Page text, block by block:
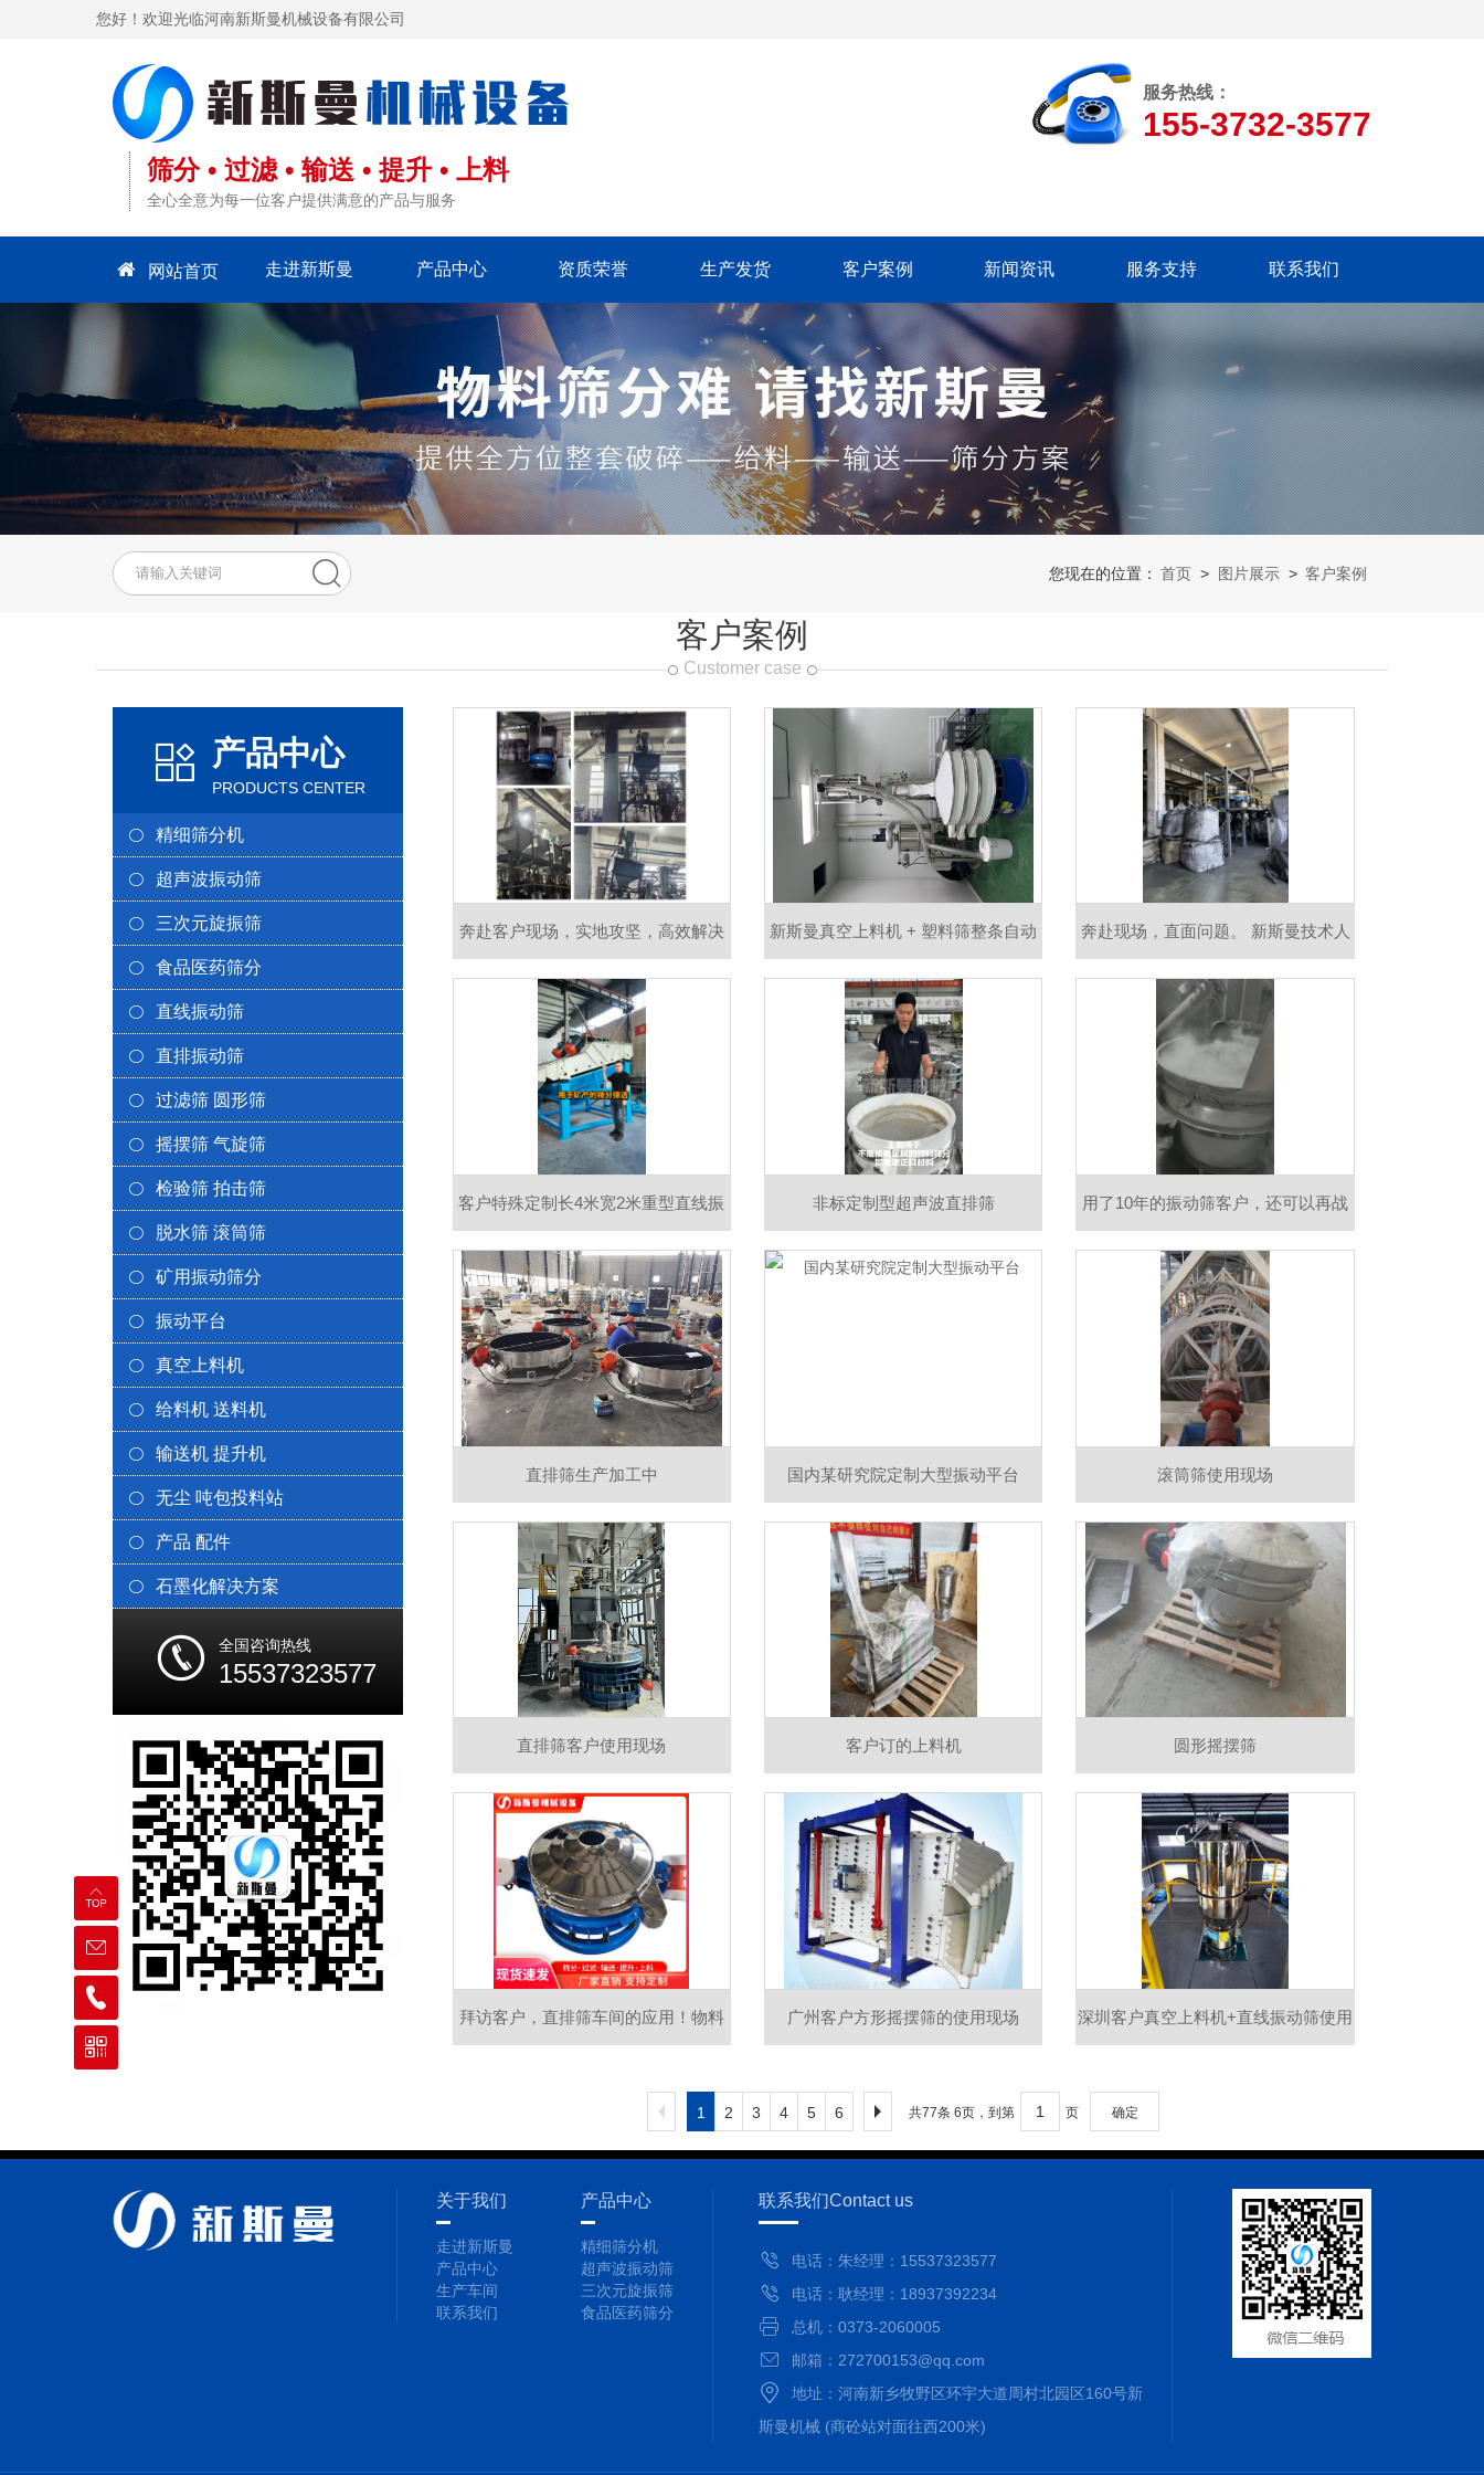
您好！欢迎光临河南新斯曼机械设备有限公司
筛分 • 过滤 • 输送 • 提升 • 上料
全心全意为每一位客户提供满意的产品与服务
服务热线：
155-3732-3577
客户案例
新闻资讯
服务支持
网站首页 走进新斯曼 产品中心 资质荣誉 生产发货 客户案例 新闻资讯 服务支持 联系我们
您现在的位置： 首页 > 图片展示 > 客户案例
客户案例
Customer case
产品中心
PRODUCTS CENTER
精细筛分机
超声波振动筛
三次元旋振筛
食品医药筛分
直线振动筛
直排振动筛
过滤筛 圆形筛
摇摆筛 气旋筛
检验筛 拍击筛
脱水筛 滚筒筛
矿用振动筛分
振动平台
真空上料机
给料机 送料机
输送机 提升机
无尘 吨包投料站
产品 配件
石墨化解决方案
全国咨询热线
15537323577
奔赴客户现场，实地攻坚，高效解决
现场难题
新斯曼真空上料机 + 塑料筛整条自动
化产线送达客户现场，无尘输送、精
细筛分，助力高效生产
奔赴现场，直面问题。 新斯曼技术人
员上门巡检、调试、维保，倾听客户
真实使用反馈，优化设备运行状态。
好设备，更要有靠谱的售后服务做后
客户特殊定制长4米宽2米重型直线振
动筛，高效筛分、精准分级、处理量
大、维护简便，助您降本增效！
非标定制型超声波直排筛 用了10年的振动筛客户，还可以再战
10年！ 给客户创造更多价值，扩产了
要再复购一台！
直排筛生产加工中 国内某研究院定制大型振动平台 滚筒筛使用现场
直排筛客户使用现场 客户订的上料机 圆形摇摆筛
拜访客户，直排筛车间的应用！物料 广州客户方形摇摆筛的使用现场 深圳客户真空上料机+直线振动筛使用
1 2 3 4 5 6 共77条 6页，到第 页 确定
关于我们
走进新斯曼
产品中心
生产车间
联系我们
产品中心
精细筛分机
超声波振动筛
三次元旋振筛
食品医药筛分
联系我们Contact us
电话：朱经理：15537323577
电话：耿经理：18937392234
总机：0373-2060005
邮箱：272700153@qq.com
地址：河南新乡牧野区环宇大道周村北园区160号新
斯曼机械 (商砼站对面往西200米)